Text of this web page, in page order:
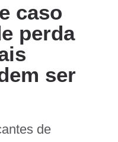
caso
perda
ser
de